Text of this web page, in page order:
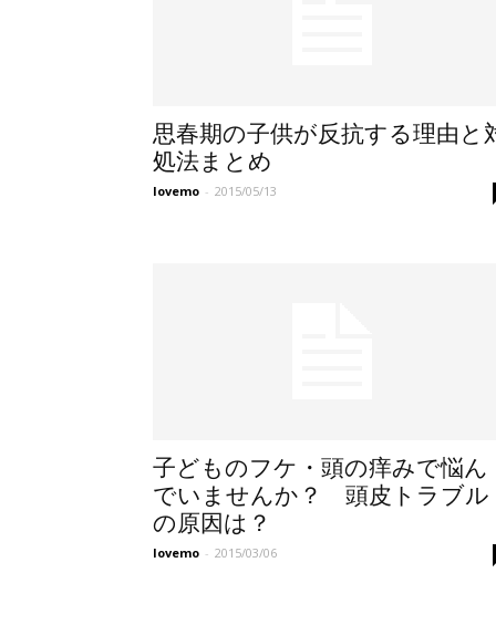
思春期の子供が反抗する理由と
処法まとめ
lovemo - 2015/05/13
子どものフケ・頭の痒みで悩ん
でいませんか？ 頭皮トラブル
の原因は？
lovemo - 2015/03/06